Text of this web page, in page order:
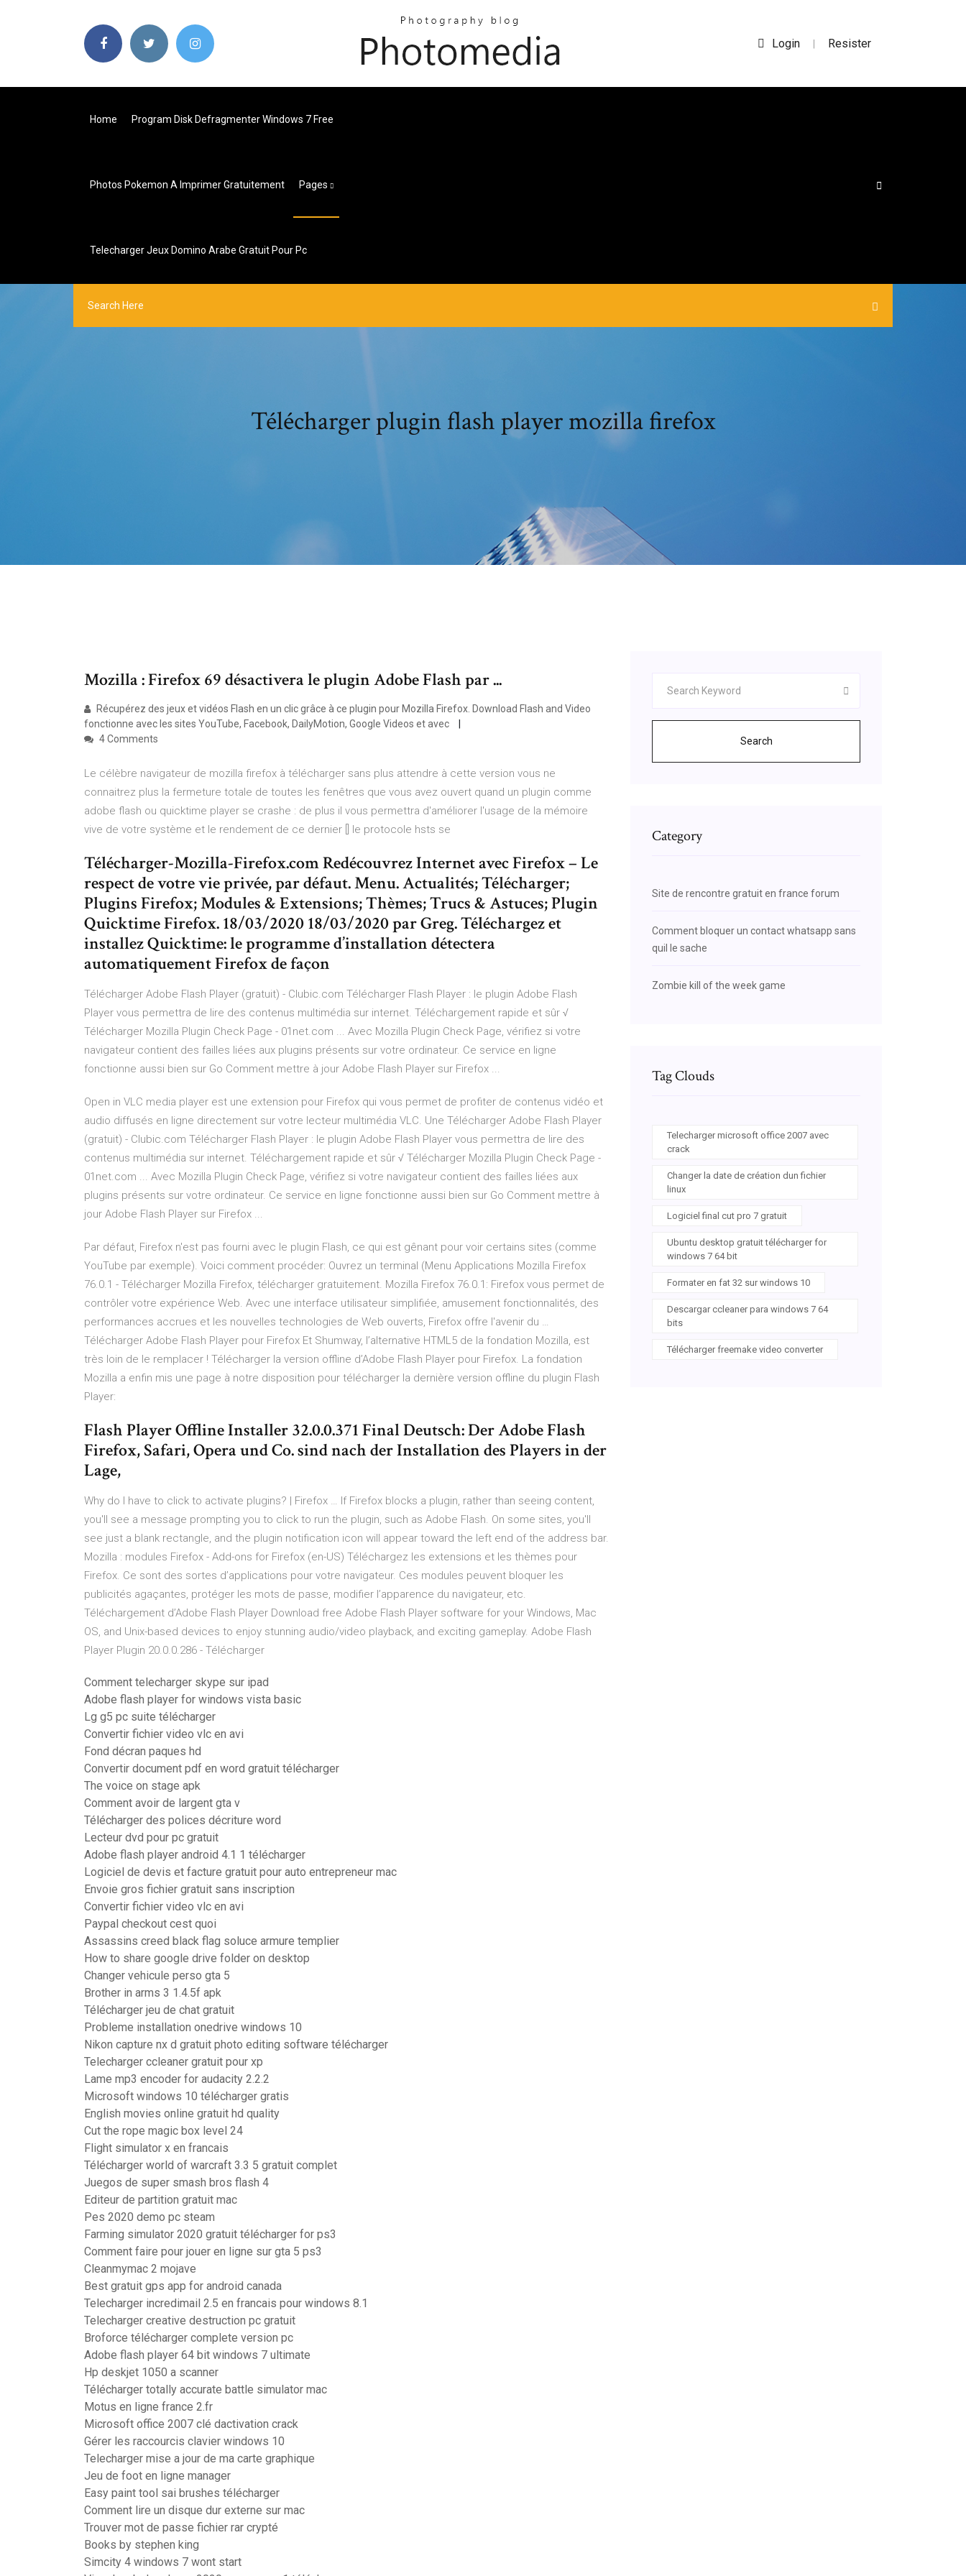
Login | Resister
Home Program Disk Defragmenter Windows 7 Free
Photos Pokemon A Imprimer Gratuitement Pages
Telecharger Jeux Domino Arabe Gratuit Pour Pc
Télécharger plugin flash player mozilla firefox
Mozilla : Firefox 69 désactivera le plugin Adobe Flash par ...
Récupérez des jeux et vidéos Flash en un clic grâce à ce plugin pour Mozilla Firefox. Download Flash and Video
fonctionne avec les sites YouTube, Facebook, DailyMotion, Google Videos et avec
4 Comments
Le célèbre navigateur de mozilla firefox à télécharger sans plus attendre à cette version vous ne
connaitrez plus la fermeture totale de toutes les fenêtres que vous avez ouvert quand un plugin comme
adobe flash ou quicktime player se crashe : de plus il vous permettra d'améliorer l'usage de la mémoire
vive de votre système et le rendement de ce dernier [] le protocole hsts se
Télécharger-Mozilla-Firefox.com Redécouvrez Internet avec Firefox – Le
respect de votre vie privée, par défaut. Menu. Actualités; Télécharger;
Plugins Firefox; Modules & Extensions; Thèmes; Trucs & Astuces; Plugin
Quicktime Firefox. 18/03/2020 18/03/2020 par Greg. Téléchargez et
installez Quicktime: le programme d’installation détectera
automatiquement Firefox de façon
Télécharger Adobe Flash Player (gratuit) - Clubic.com Télécharger Flash Player : le plugin Adobe Flash
Player vous permettra de lire des contenus multimédia sur internet. Téléchargement rapide et sûr √
Télécharger Mozilla Plugin Check Page - 01net.com ... Avec Mozilla Plugin Check Page, vérifiez si votre
navigateur contient des failles liées aux plugins présents sur votre ordinateur. Ce service en ligne
fonctionne aussi bien sur Go Comment mettre à jour Adobe Flash Player sur Firefox ...
Open in VLC media player est une extension pour Firefox qui vous permet de profiter de contenus vidéo et
audio diffusés en ligne directement sur votre lecteur multimédia VLC. Une Télécharger Adobe Flash Player
(gratuit) - Clubic.com Télécharger Flash Player : le plugin Adobe Flash Player vous permettra de lire des
contenus multimédia sur internet. Téléchargement rapide et sûr √ Télécharger Mozilla Plugin Check Page -
01net.com ... Avec Mozilla Plugin Check Page, vérifiez si votre navigateur contient des failles liées aux
plugins présents sur votre ordinateur. Ce service en ligne fonctionne aussi bien sur Go Comment mettre à
jour Adobe Flash Player sur Firefox ...
Par défaut, Firefox n'est pas fourni avec le plugin Flash, ce qui est gênant pour voir certains sites (comme
YouTube par exemple). Voici comment procéder: Ouvrez un terminal (Menu Applications Mozilla Firefox
76.0.1 - Télécharger Mozilla Firefox, télécharger gratuitement. Mozilla Firefox 76.0.1: Firefox vous permet de
contrôler votre expérience Web. Avec une interface utilisateur simplifiée, amusement fonctionnalités, des
performances accrues et les nouvelles technologies de Web ouverts, Firefox offre l'avenir du …
Télécharger Adobe Flash Player pour Firefox Et Shumway, l’alternative HTML5 de la fondation Mozilla, est
très loin de le remplacer ! Télécharger la version offline d’Adobe Flash Player pour Firefox. La fondation
Mozilla a enfin mis une page à notre disposition pour télécharger la dernière version offline du plugin Flash
Player:
Flash Player Offline Installer 32.0.0.371 Final Deutsch: Der Adobe Flash
Firefox, Safari, Opera und Co. sind nach der Installation des Players in der
Lage,
Why do I have to click to activate plugins? | Firefox … If Firefox blocks a plugin, rather than seeing content,
you'll see a message prompting you to click to run the plugin, such as Adobe Flash. On some sites, you'll
see just a blank rectangle, and the plugin notification icon will appear toward the left end of the address bar.
Mozilla : modules Firefox - Add-ons for Firefox (en-US) Téléchargez les extensions et les thèmes pour
Firefox. Ce sont des sortes d’applications pour votre navigateur. Ces modules peuvent bloquer les
publicités agaçantes, protéger les mots de passe, modifier l’apparence du navigateur, etc.
Téléchargement d’Adobe Flash Player Download free Adobe Flash Player software for your Windows, Mac
OS, and Unix-based devices to enjoy stunning audio/video playback, and exciting gameplay. Adobe Flash
Player Plugin 20.0.0.286 - Télécharger
Comment telecharger skype sur ipad
Adobe flash player for windows vista basic
Lg g5 pc suite télécharger
Convertir fichier video vlc en avi
Fond décran paques hd
Convertir document pdf en word gratuit télécharger
The voice on stage apk
Comment avoir de largent gta v
Télécharger des polices décriture word
Lecteur dvd pour pc gratuit
Adobe flash player android 4.1 1 télécharger
Logiciel de devis et facture gratuit pour auto entrepreneur mac
Envoie gros fichier gratuit sans inscription
Convertir fichier video vlc en avi
Paypal checkout cest quoi
Assassins creed black flag soluce armure templier
How to share google drive folder on desktop
Changer vehicule perso gta 5
Brother in arms 3 1.4.5f apk
Télécharger jeu de chat gratuit
Probleme installation onedrive windows 10
Nikon capture nx d gratuit photo editing software télécharger
Telecharger ccleaner gratuit pour xp
Lame mp3 encoder for audacity 2.2.2
Microsoft windows 10 télécharger gratis
English movies online gratuit hd quality
Cut the rope magic box level 24
Flight simulator x en francais
Télécharger world of warcraft 3.3 5 gratuit complet
Juegos de super smash bros flash 4
Editeur de partition gratuit mac
Pes 2020 demo pc steam
Farming simulator 2020 gratuit télécharger for ps3
Comment faire pour jouer en ligne sur gta 5 ps3
Cleanmymac 2 mojave
Best gratuit gps app for android canada
Telecharger incredimail 2.5 en francais pour windows 8.1
Telecharger creative destruction pc gratuit
Broforce télécharger complete version pc
Adobe flash player 64 bit windows 7 ultimate
Hp deskjet 1050 a scanner
Télécharger totally accurate battle simulator mac
Motus en ligne france 2.fr
Microsoft office 2007 clé dactivation crack
Gérer les raccourcis clavier windows 10
Telecharger mise a jour de ma carte graphique
Jeu de foot en ligne manager
Easy paint tool sai brushes télécharger
Comment lire un disque dur externe sur mac
Trouver mot de passe fichier rar crypté
Books by stephen king
Simcity 4 windows 7 wont start
Search
Category
Site de rencontre gratuit en france forum
Comment bloquer un contact whatsapp sans
quil le sache
Zombie kill of the week game
Tag Clouds
Telecharger microsoft office 2007 avec
crack
Changer la date de création dun fichier
linux
Logiciel final cut pro 7 gratuit
Ubuntu desktop gratuit télécharger for
windows 7 64 bit
Formater en fat 32 sur windows 10
Descargar ccleaner para windows 7 64
bits
Télécharger freemake video converter